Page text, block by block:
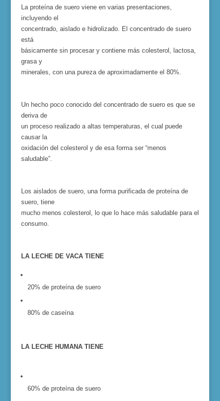
La proteína de suero viene en varias presentaciones,
incluyendo el
concentrado, aislado e hidrolizado. El concentrado de suero
está
básicamente sin procesar y contiene más colesterol, lactosa,
grasa y
minerales, con una pureza de aproximadamente el 80%.
Un hecho poco conocido del concentrado de suero es que se
deriva de
un proceso realizado a altas temperaturas, el cual puede
causar la
oxidación del colesterol y de esa forma ser “menos
saludable”.
Los aislados de suero, una forma purificada de proteína de
suero, tiene
mucho menos colesterol, lo que lo hace más saludable para el
consumo.
LA LECHE DE VACA TIENE
20% de proteína de suero
80% de caseína
LA LECHE HUMANA TIENE
60% de proteína de suero